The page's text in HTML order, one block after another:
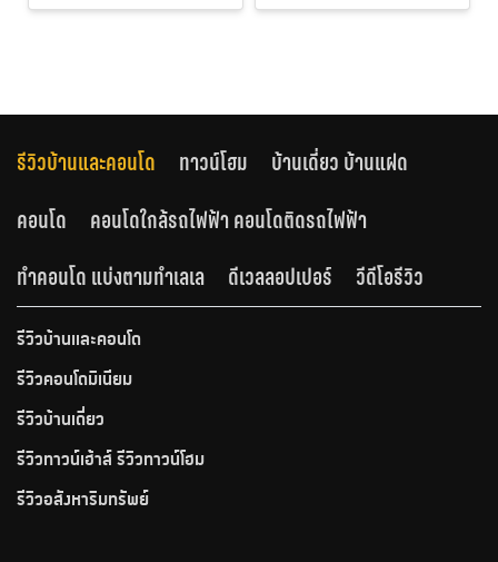
รีวิวบ้านและคอนโด ทาวน์โฮม
บ้านเดี่ยว บ้านแฝด
คอนโด
คอนโดใกล้รถไฟฟ้า คอนโดติดรถไฟฟ้า
ทำคอนโด แบ่งตามทำเลเล
ดีเวลลอปเปอร์ วีดีโอรีวิว
รีวิวบ้านและคอนโด
รีวิวคอนโดมิเนียม
รีวิวบ้านเดี่ยว
รีวิวทาวน์เฮ้าส์ รีวิวทาวน์โฮม
รีวิวอสังหาริมทรัพย์